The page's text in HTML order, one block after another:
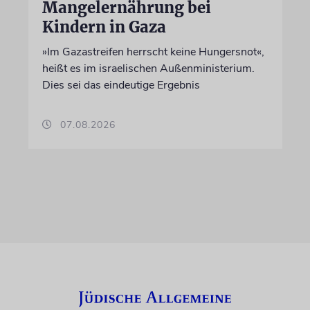
Mangelernährung bei
Kindern in Gaza
»Im Gazastreifen herrscht keine Hungersnot«,
heißt es im israelischen Außenministerium.
Dies sei das eindeutige Ergebnis
07.08.2026